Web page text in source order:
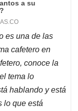
es una de las
cafetero en
conoce la
tema lo
hablando y está
lo que está